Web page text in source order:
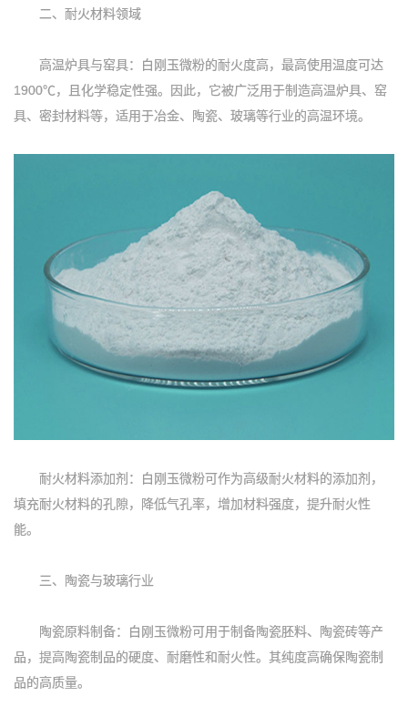
二、耐火材料领域
高温炉具与窑具：白刚玉微粉的耐火度高，最高使用温度可达
1900℃，且化学稳定性强。因此，它被广泛用于制造高温炉具、窑
具、密封材料等，适用于冶金、陶瓷、玻璃等行业的高温环境。
耐火材料添加剂：白刚玉微粉可作为高级耐火材料的添加剂，
填充耐火材料的孔隙，降低气孔率，增加材料强度，提升耐火性
能。
三、陶瓷与玻璃行业
陶瓷原料制备：白刚玉微粉可用于制备陶瓷胚料、陶瓷砖等产
品，提高陶瓷制品的硬度、耐磨性和耐火性。其纯度高确保陶瓷制
品的高质量。